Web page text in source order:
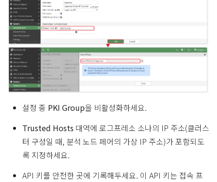
설정 중 PKI Group을 비활성화하세요.
Trusted Hosts 대역에 로그프레소 소나의 IP 주소(클러스
터 구성일 때, 분석 노드 페어의 가상 IP 주소)가 포함되도
록 지정하세요.
API 키를 안전한 곳에 기록해두세요. 이 API 키는 접속 프